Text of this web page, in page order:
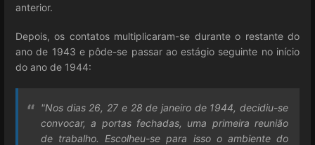
anterior.
Depois, os contatos multiplicaram-se durante o restante do
ano de 1943 e pôde-se passar ao estágio seguinte no início
do ano de 1944:
"Nos dias 26, 27 e 28 de janeiro de 1944, decidiu-se
convocar, a portas fechadas, uma primeira reunião
de trabalho. Escolheu-se para isso o ambiente do